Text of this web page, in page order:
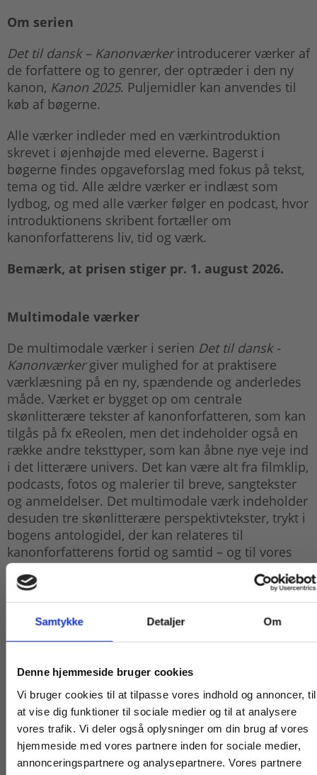
Samtykke Detaljer Om
Denne hjemmeside bruger cookies
Vi bruger cookies til at tilpasse vores indhold og annoncer, til
at vise dig funktioner til sociale medier og til at analysere
vores trafik. Vi deler også oplysninger om din brug af vores
hjemmeside med vores partnere inden for sociale medier,
annonceringspartnere og analysepartnere. Vores partnere
Om serien
Det til dansk – Kanonværkerintroducerer værker af
de forfattere og to genrer, der optræder i den ny
kanon, Kanon 2025. Puljemidler kan anvendes til
køb af bøgerne.
Alle værker indleder med en værkintroduktion
skrevet i øjenhøjde med eleverne. Bagerst i
bøgerne findes opgaveforslag med fokus på tekst,
tema og tid. Alle ældre værker er indlæst som
lydbog, og med alle værker følger en podcast, hvor
introduktionens skribent fortæller om
kanonforfatterens liv, tid og værk.
Bemærk, at prisen stiger pr. 1. august 2026.
Multimodale værker
De multimodale værker i serien Det til dansk -
Kanonværkergiver mulighed for at praktisere
værklæsning på en ny, spændende og anderledes
måde. Værket er bygget op om centrale
skønlitterære tekster af kanonforfatteren, som kan
tilgås på fx eReolen, men det indeholder også en
række andre teksttyper, som kan åbne nye veje ind
i det litterære univers. Det kan være alt fra filmklip,
podcasts, fotos og malerier til breve, sangtekster
og anmeldelser. Det multimodale værk indeholder
desuden tre skønlitterære perspektivtekster, trykt i
bogens antologidel, der kan relateres til
kanonforfatterens fortid og samtid – og til vores
egen nutid. Alle værkets tekster peger ind i et
fælles tema, og der er udarbejdet
læsefokusspørgsmål, som lægger op til grundig
undersøgelse af både tekster, tema og tid, og som
bringer alle modaliteterne i spil.
Køb læremidler og find masterclasses mm.
Fortsæt som:
For privatkunder og For institutioner og